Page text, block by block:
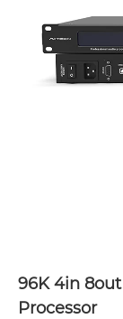
96K 4in
Processor